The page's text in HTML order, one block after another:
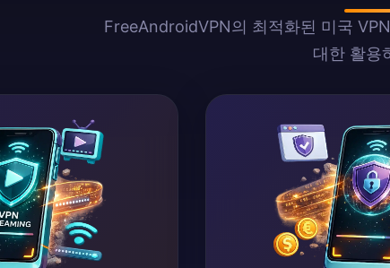
FreeAndroidVPN의 최적화된 미국
대한 활용